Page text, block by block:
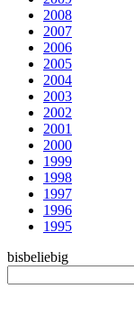
2008
2007
2006
2005
2004
2003
2002
2001
2000
1999
1998
1997
1996
1995
bisbeliebig